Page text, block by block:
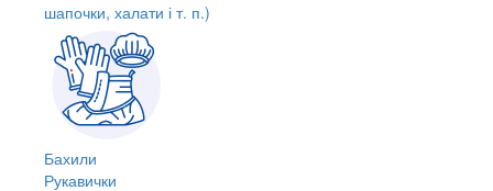
шапочки, халати і т. п.)
Бахили
Рукавички